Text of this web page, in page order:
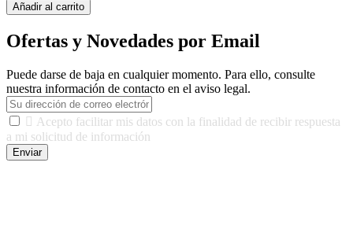
Añadir al carrito
Ofertas y Novedades por Email
Puede darse de baja en cualquier momento. Para ello, consulte
nuestra información de contacto en el aviso legal.
 Acepto facilitar mis datos con la finalidad de recibir respuesta
a mi solicitud de información
Enviar